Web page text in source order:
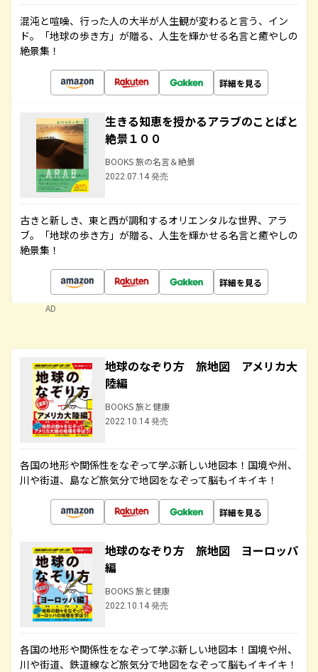
混沌と喧噪、行った人の大半が人生観が変わると言う、イン
ド。「地球の歩き方」が贈る、人生を輝かせる名言と癒やしの
絶景集！
詳細を見る
生きる知恵を授かるアラブのことばと
絶景１００
BOOKS 旅の名言＆絶景
2022.07.14 発売
古きと新しき、東と西が調和するオリエンタルな世界、アラ
ブ。「地球の歩き方」が贈る、人生を輝かせる名言と癒やしの
絶景集！
詳細を見る
AD
地球のなぞり方 旅地図 アメリカ大
陸編
BOOKS 旅と健康
2022.10.14 発売
各国の地形や関係性をなぞって学ぶ新しい地図本！国境や州、
川や街道、島など旅気分で地図をなぞって脳もイキイキ！
詳細を見る
地球のなぞり方 旅地図 ヨーロッパ
編
BOOKS 旅と健康
2022.10.14 発売
各国の地形や関係性をなぞって学ぶ新しい地図本！国境や州、
川や街道、鉄道線など旅気分で地図をなぞって脳もイキイキ！